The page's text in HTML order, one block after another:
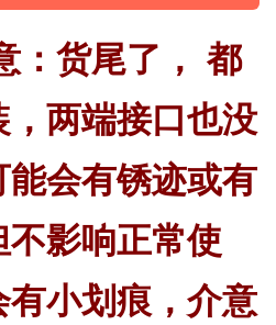
：货尾了， 都
两端接口也没
会有锈迹或有
影响正常使
小划痕，介意